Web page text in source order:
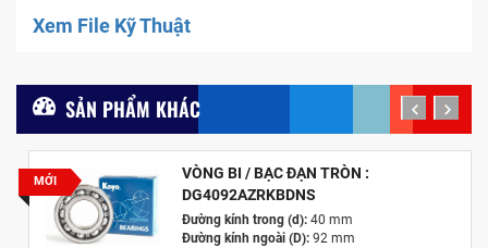
Xem File Kỹ Thuật
SẢN PHẨM KHÁC
MỚI
VÒNG BI / BẠC ĐẠN TRÒN :
DG4092AZRKBDNS
Đường kính trong (d):40 mm
Đường kính ngoài (D):92 mm
prev next